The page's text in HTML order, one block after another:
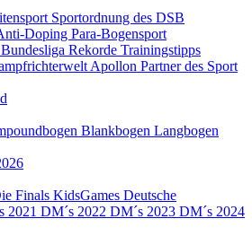
Sportordnung des DSB
Doping Para-Bogensport
Bundesliga Rekorde Trainingstipps
Apollon Partner des Sport
Blankbogen Langbogen
Finals KidsGames Deutsche
2021 DM´s 2022 DM´s 2023 DM´s 2024